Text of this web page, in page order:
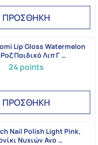
ΠΡΟΣΘΗΚΗ
24 points
Lip Gloss Watermelon
Παιδικό Λιπ Γ …
ΠΡΟΣΘΗΚΗ
Nail Polish Light Pink,
Νυχιών Ανο …